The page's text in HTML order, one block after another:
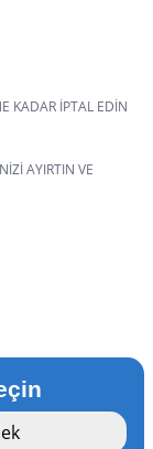
KADAR IPTAL EDIN
AYIRTIN VE